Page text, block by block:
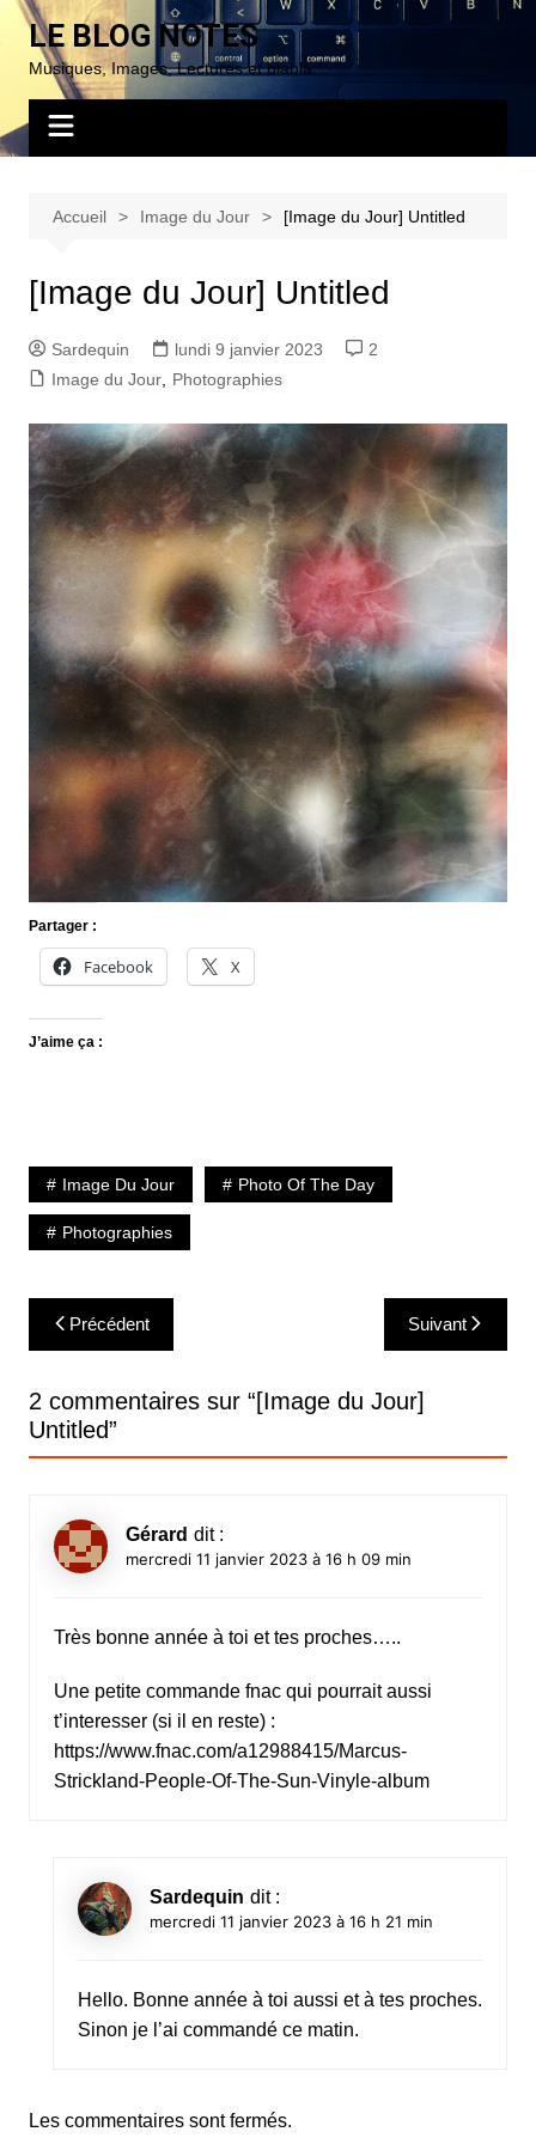
Aller
contenu
LE BLOG NOTES
Musiques, Images, Lectures et blabla…
Accueil Image du Jour [Image du Jour] Untitled
[Image du Jour] Untitled
Sardequin lundi 9 janvier 2023
2
Image du Jour, Photographies
Partager :
Facebook X
J’aime ça :
Image Du Jour Photo Of The Day
Photographies
Navigation
de
l’article
Précédent Suivant
2 commentaires sur “[Image du Jour]
Untitled”
Gérard dit :
mercredi 11 janvier 2023 à 16 h 09 min
Très bonne année à toi et tes proches…..
Une petite commande fnac qui pourrait aussi
t’interesser (si il en reste) :
https://www.fnac.com/a12988415/Marcus-
Strickland-People-Of-The-Sun-Vinyle-album
Sardequin dit :
mercredi 11 janvier 2023 à 16 h 21 min
Hello. Bonne année à toi aussi et à tes proches.
Sinon je l’ai commandé ce matin.
Les commentaires sont fermés.